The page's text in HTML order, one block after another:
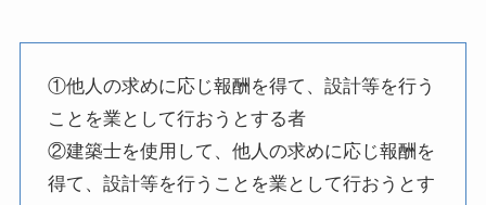
①他人の求めに応じ報酬を得て、設計等を行う
ことを業として行おうとする者
②建築士を使用して、他人の求めに応じ報酬を
得て、設計等を行うことを業として行おうとす